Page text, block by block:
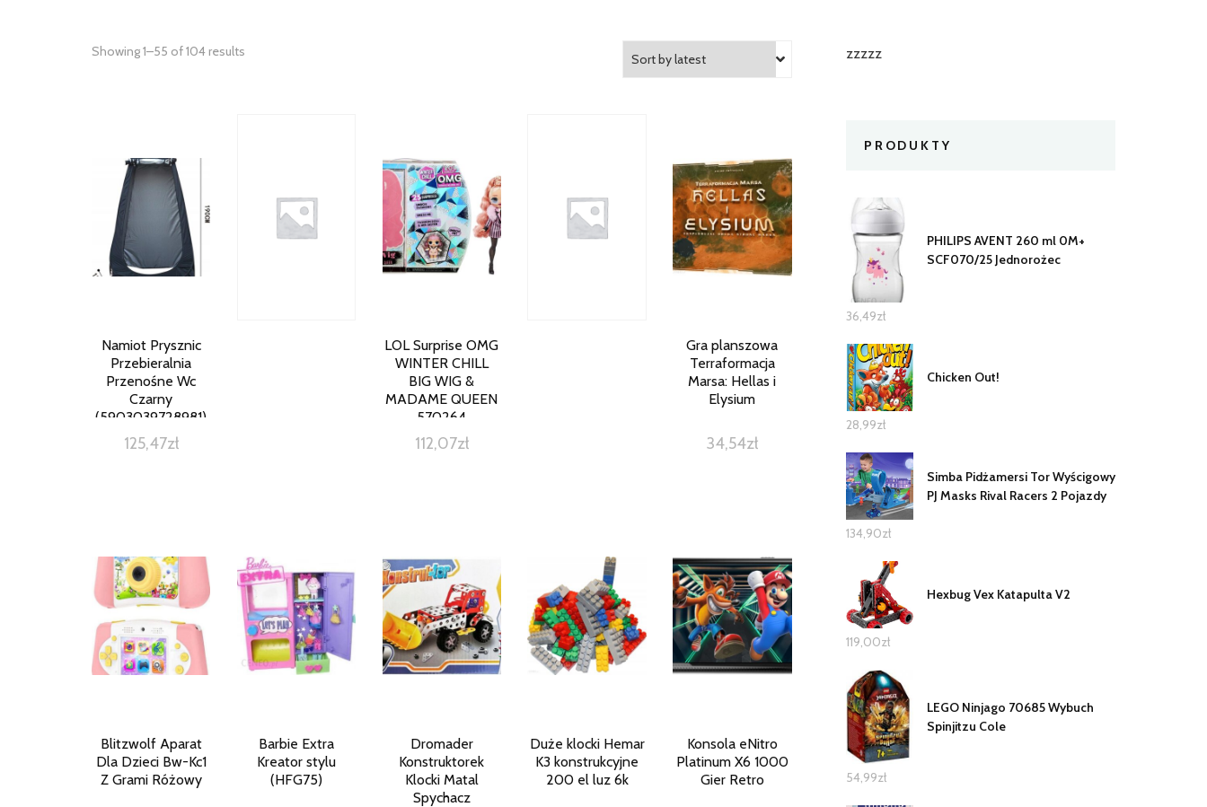
Showing 1–55 of 104 results
Namiot Prysznic
Przebieralnia
Przenośne Wc
Czarny
(5903039728981)
125,47zł
LOL Surprise OMG
WINTER CHILL
BIG WIG &
MADAME QUEEN
570264
112,07zł
Gra planszowa
Terraformacja
Marsa: Hellas i
Elysium
34,54zł
Blitzwolf Aparat
Dla Dzieci Bw-Kc1
Z Grami Różowy
Barbie Extra
Kreator stylu
(HFG75)
Dromader
Konstruktorek
Klocki Matal
Spychacz
Duże klocki Hemar
K3 konstrukcyjne
200 el luz 6k
Konsola eNitro
Platinum X6 1000
Gier Retro
zzzzz
PRODUKTY
PHILIPS AVENT 260 ml 0M+
SCF070/25 Jednorożec
36,49zł
Chicken Out!
28,99zł
Simba Pidżamersi Tor Wyścigowy
PJ Masks Rival Racers 2 Pojazdy
134,90zł
Hexbug Vex Katapulta V2
119,00zł
LEGO Ninjago 70685 Wybuch
Spinjitzu Cole
54,99zł